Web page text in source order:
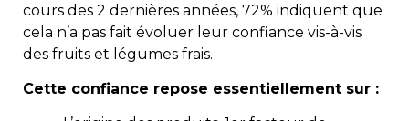
cours des 2 dernières années, 72% indiquent que
cela n’a pas fait évoluer leur confiance vis-à-vis
des fruits et légumes frais.
Cette confiance repose essentiellement sur :